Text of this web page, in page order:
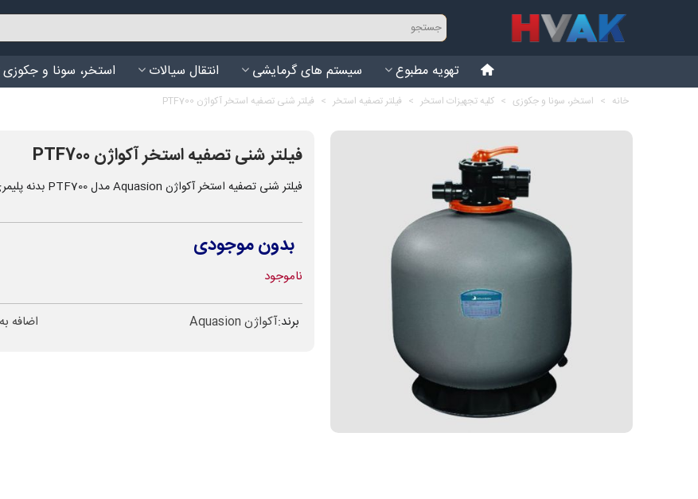
تهویه مطبوع سیستم های گرمایشی انتقال سیالات استخر، سونا و جکوزی
خانه > استخر، سونا و جکوزی > کلیه تجهیزات استخر > فیلتر تصفیه استخر > فیلتر شنی تصفیه استخر آکواژن PTF700
فیلتر شنی تصفیه استخر آکواژن PTF700
فیلتر شنی تصفیه استخر آکواژن Aquasion مدل PTF700 بدنه پلیمری
بدون موجودی
ناموجود
برند:آکواژن Aquasion اضافه